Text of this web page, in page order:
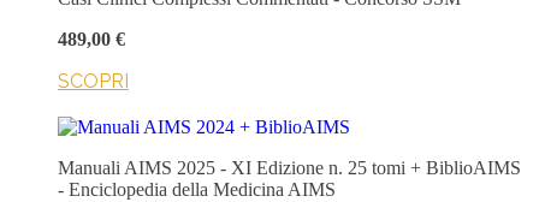
489,00 €
SCOPRI
Manuali AIMS 2025 - XI Edizione n. 25 tomi + BiblioAIMS
- Enciclopedia della Medicina AIMS